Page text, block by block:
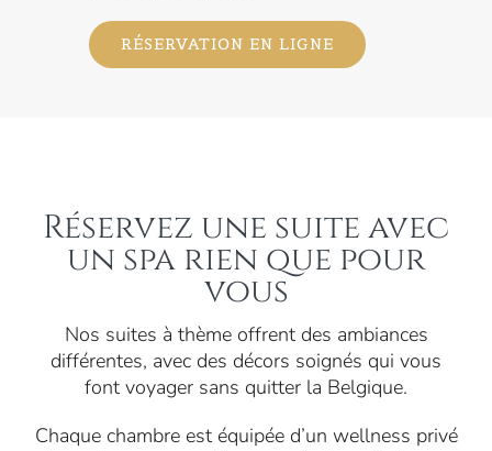
RÉSERVATION EN LIGNE
Réservez une suite avec
un spa rien que pour
vous
Nos suites à thème offrent des ambiances
différentes, avec des décors soignés qui vous
font voyager sans quitter la Belgique.
Chaque chambre est équipée d’un wellness privé